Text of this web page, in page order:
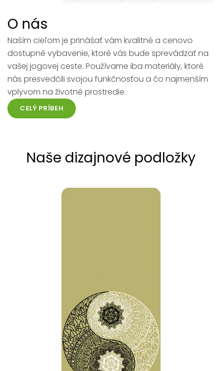
O nás
Naším cieľom je prinášať vám kvalitné a cenovo
dostupné vybavenie, ktoré vás bude sprevádzať na
vašej jogovej ceste. Používame iba materiály, ktoré
nás presvedčili svojou funkčnosťou a čo najmenším
vplyvom na životné prostredie.
CELÝ PRÍBEH
Naše dizajnové podložky